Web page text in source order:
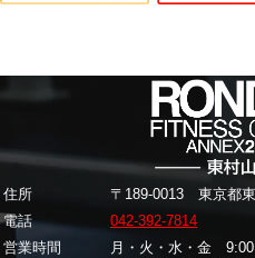
住所
〒189-0013 東京都
電話
042-392-7814
営業時間
月・火・水・金 9:00